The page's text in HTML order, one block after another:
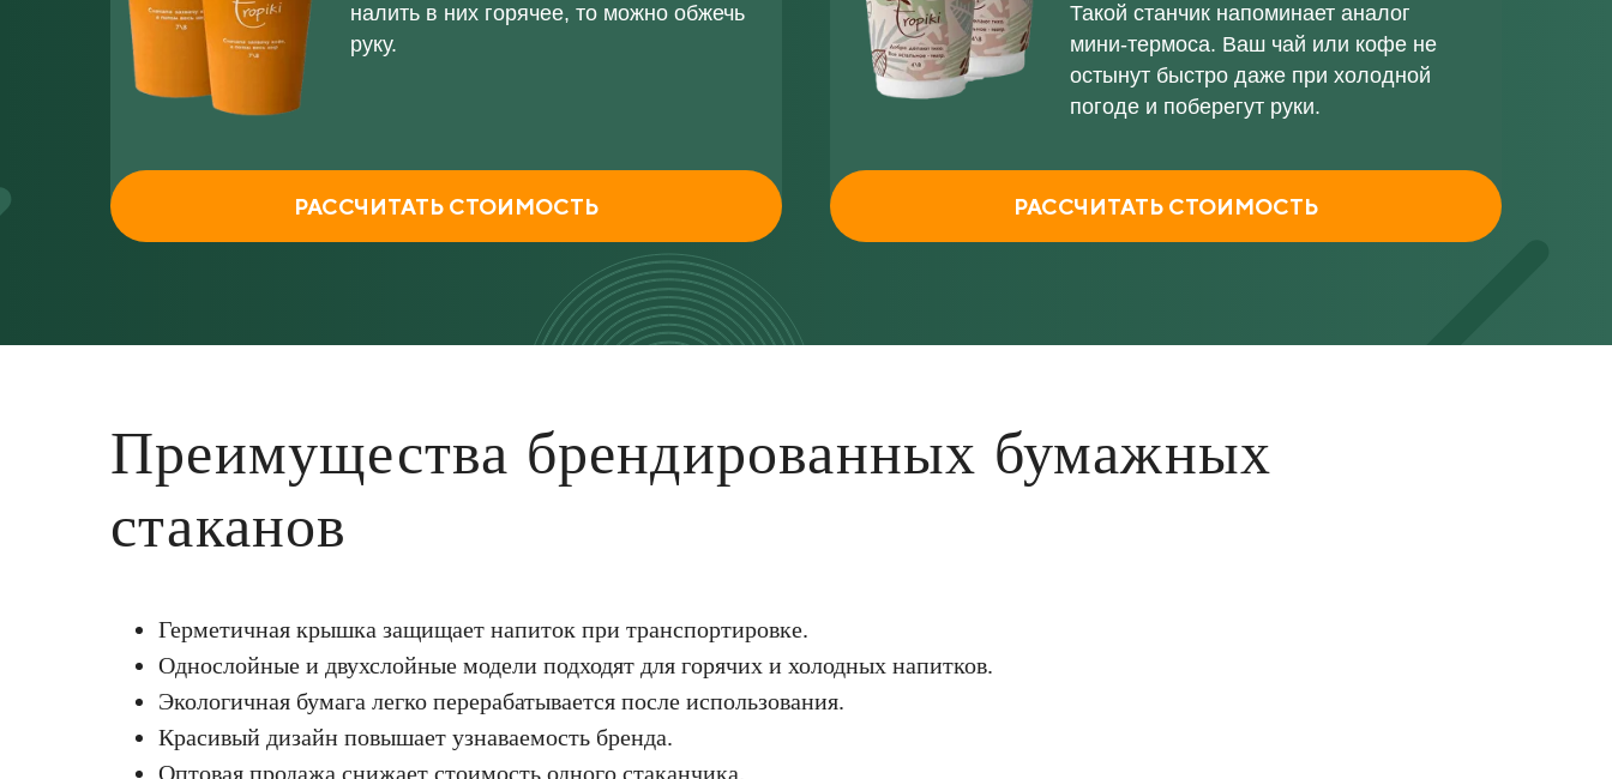
налить в них горячее, то можно обжечь
руку.
РАССЧИТАТЬ СТОИМОСТЬ
Такой станчик напоминает аналог
мини-термоса. Ваш чай или кофе не
остынут быстро даже при холодной
погоде и поберегут руки.
РАССЧИТАТЬ СТОИМОСТЬ
Преимущества брендированных бумажных
стаканов
Герметичная крышка защищает напиток при транспортировке.
Однослойные и двухслойные модели подходят для горячих и холодных напитков.
Экологичная бумага легко перерабатывается после использования.
Красивый дизайн повышает узнаваемость бренда.
Оптовая продажа снижает стоимость одного стаканчика.